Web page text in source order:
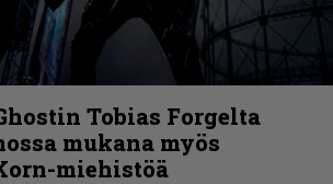
Tobias Forgelta
mukana myös
miehistöä